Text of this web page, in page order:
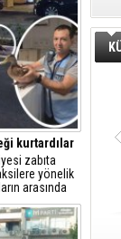
kurtardılar
zabıta
yönelik
arasında
fark ederek